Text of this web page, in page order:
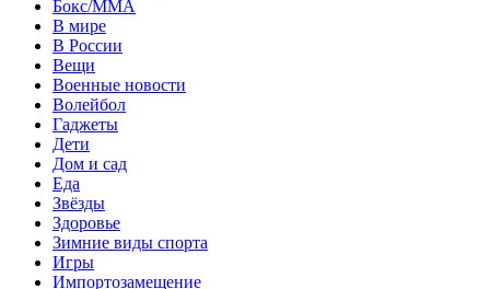
Бокс/MMA
В мире
В России
Вещи
Военные новости
Волейбол
Гаджеты
Дети
Дом и сад
Еда
Звёзды
Здоровье
Зимние виды спорта
Игры
Импортозамещение